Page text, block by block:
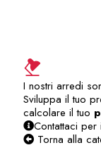
I nostri arredi
Sviluppa il tuo
calcolare il tuo
Contattaci per
Torna alla